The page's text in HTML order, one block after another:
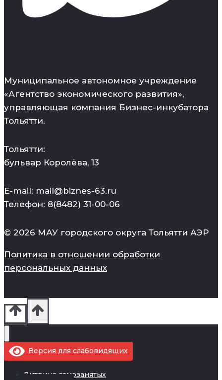
Муниципальное автономное учреждение
«Агентство экономического развития»,
управляющая компания Бизнес-инкубатора
Тольятти.
Тольятти:
бульвар Королёва, 13
E-mail: mail@biznes-63.ru
Телефон: 8(8482) 31-00-06
© 2026 МАУ городского округа Тольятти АЭР
Политика в отношении обработки
персональных данных
Версия для слабовидящих
Витрина самозанятых